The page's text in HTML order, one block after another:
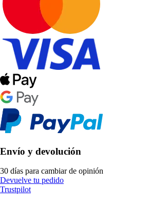
Envío y devolución
30 días para cambiar de opinión
Devuelve tu pedido
Trustpilot